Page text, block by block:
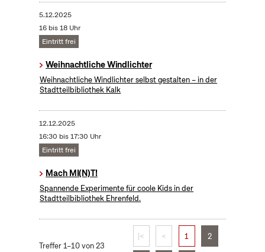
5.12.2025
16 bis 18 Uhr
Eintritt frei
Weihnachtliche Windlichter
Weihnachtliche Windlichter selbst gestalten – in der
Stadtteilbibliothek Kalk
12.12.2025
16:30 bis 17:30 Uhr
Eintritt frei
Mach MI(N)T!
Spannende Experimente für coole Kids in der
Stadtteilbibliothek Ehrenfeld.
Treffer 1–10 von 23
|< < 1 2